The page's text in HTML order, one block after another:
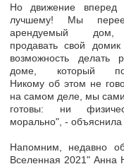
Но движение вперед
лучшему! Мы
арендуемый
продавать свой
возможность делать
доме, который
Никому об этом не
на самом деле, мы
готовы: ни
морально", - объяснила
Напомним, недавно
Вселенная 2021" Анна